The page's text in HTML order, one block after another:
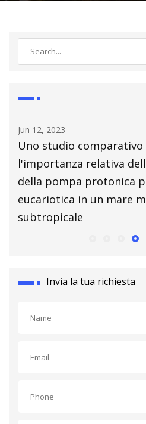
Jun 12, 2023
Uno studio comparativo
l'importanza relativa
della pompa protonica
eucariotica in un mare
subtropicale
Invia la tua richiesta